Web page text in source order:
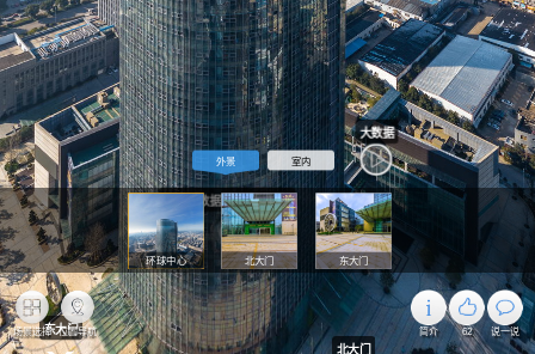
简介 62 说一说
场景选择 位置导航
环球中心 北大门 东大门
外景 室内
宁海大数据创新体验中心
大数据
北大门
东大门